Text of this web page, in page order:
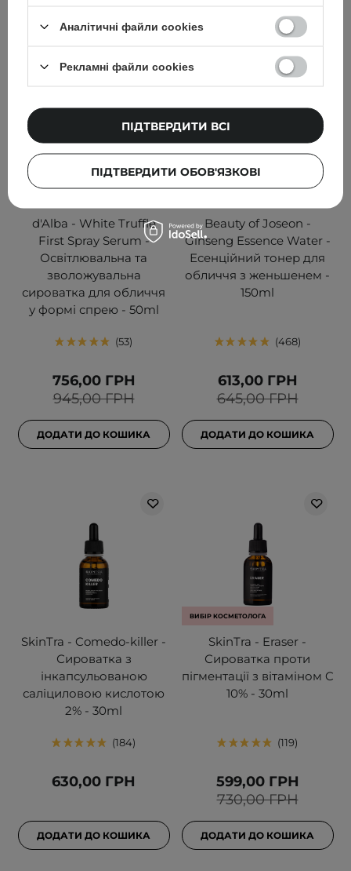
ДОДАТИ ДО КОШИКА
d'Alba - White Truffle
First Spray Serum -
Освітлювальна та
зволожувальна
сироватка для обличчя
у формі спрею - 50ml
53
945,00 ГРН
756,00 ГРН
ДОДАТИ ДО КОШИКА
Beauty of Joseon -
Ginseng Essence Water -
Есенційний тонер для
обличчя з женьшенем -
150ml
468
645,00 ГРН
613,00 ГРН
ДОДАТИ ДО КОШИКА
SkinTra - Comedo-killer -
Сироватка з
інкапсульованою
саліциловою кислотою
2% - 30ml
184
630,00 ГРН
ДОДАТИ ДО КОШИКА
ВИБІР КОСМЕТОЛОГА
SkinTra - Eraser -
Сироватка проти
пігментації з вітаміном C
10% - 30ml
119
730,00 ГРН
599,00 ГРН
ДОДАТИ ДО КОШИКА
Аналітичні файли cookies
Рекламні файли cookies
ПІДТВЕРДИТИ ОБОВ'ЯЗКОВІ
ПІДТВЕРДИТИ ВСІ